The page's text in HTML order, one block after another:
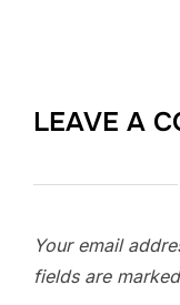
LEAVE A
Your email
fields are